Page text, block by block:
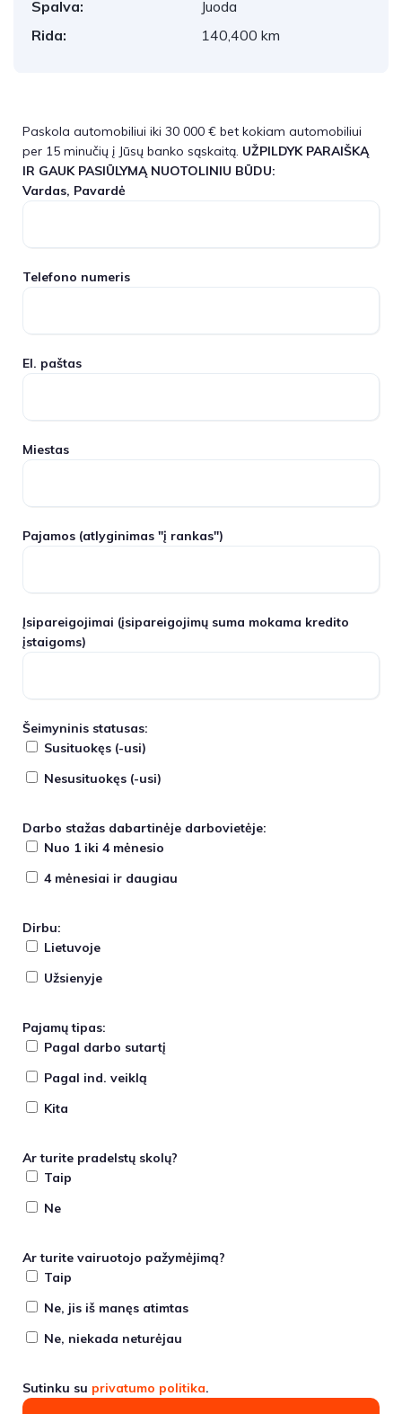
Spalva:
Juoda
Rida:
140,400 km
Paskola automobiliui iki 30 000 € bet kokiam automobiliui
per 15 minučių į Jūsų banko sąskaitą. UŽPILDYK PARAIŠKĄ
IR GAUK PASIŪLYMĄ NUOTOLINIU BŪDU:
Vardas, Pavardė
Telefono numeris
El. paštas
Miestas
Pajamos (atlyginimas "į rankas")
Įsipareigojimai (įsipareigojimų suma mokama kredito
įstaigoms)
Šeimyninis statusas:
Susituokęs (-usi)
Nesusituokęs (-usi)
Darbo stažas dabartinėje darbovietėje:
Nuo 1 iki 4 mėnesio
4 mėnesiai ir daugiau
Dirbu:
Lietuvoje
Užsienyje
Pajamų tipas:
Pagal darbo sutartį
Pagal ind. veiklą
Kita
Ar turite pradelstų skolų?
Taip
Ne
Ar turite vairuotojo pažymėjimą?
Taip
Ne, jis iš manęs atimtas
Ne, niekada neturėjau
Sutinku su privatumo politika.